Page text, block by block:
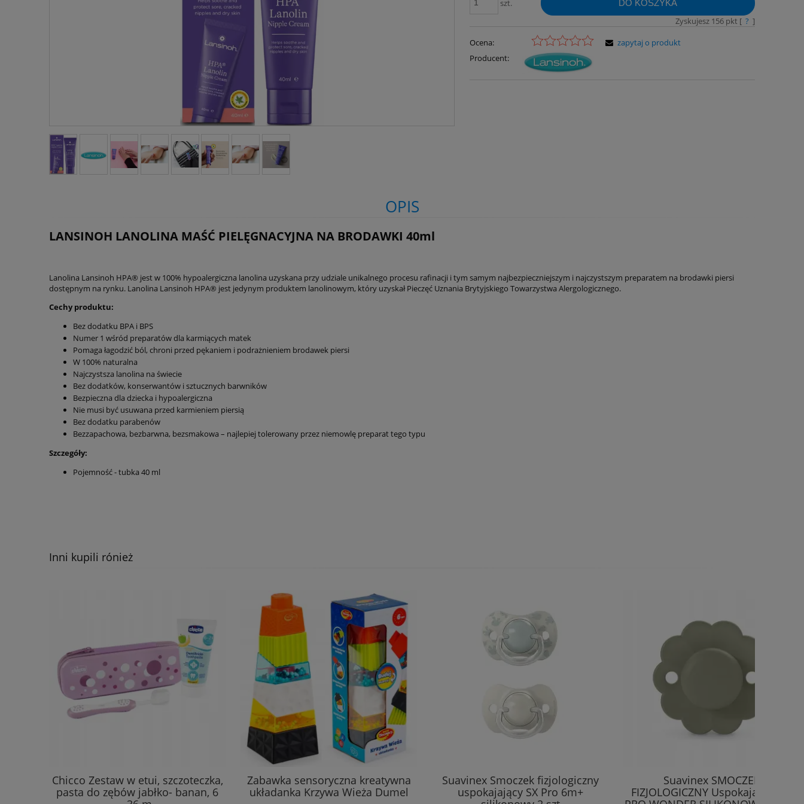
szt. DO KOSZYKA
Zyskujesz 156pkt [ ? ]
Ocena:
Producent:
zapytaj o produkt
OPIS
LANSINOH LANOLINA MAŚĆ PIELĘGNACYJNA NA BRODAWKI 40ml
Lanolina Lansinoh HPA® jest w 100% hypoalergiczna lanolina uzyskana przy udziale unikalnego procesu rafinacji i tym samym najbezpieczniejszym i najczystszym preparatem na brodawki piersi
dostępnym na rynku. Lanolina Lansinoh HPA® jest jedynym produktem lanolinowym, który uzyskał Pieczęć Uznania Brytyjskiego Towarzystwa Alergologicznego.
Cechy produktu:
Bez dodatku BPA i BPS
Numer 1 wśród preparatów dla karmiących matek
Pomaga łagodzić ból, chroni przed pękaniem i podrażnieniem brodawek piersi
W 100% naturalna
Najczystsza lanolina na świecie
Bez dodatków, konserwantów i sztucznych barwników
Bezpieczna dla dziecka i hypoalergiczna
Nie musi być usuwana przed karmieniem piersią
Bez dodatku parabenów
Bezzapachowa, bezbarwna, bezsmakowa – najlepiej tolerowany przez niemowlę preparat tego typu
Szczegóły:
Pojemność - tubka 40 ml
Inni kupili rónież
Chicco Zestaw w etui, szczoteczka,
pasta do zębów jabłko- banan, 6
Zabawka sensoryczna kreatywna
układanka Krzywa Wieża Dumel
Suavinex Smoczek fizjologiczny
uspokajający SX Pro 6m+
Suavinex SMOCZEK
FIZJOLOGICZNY Uspokajający SX